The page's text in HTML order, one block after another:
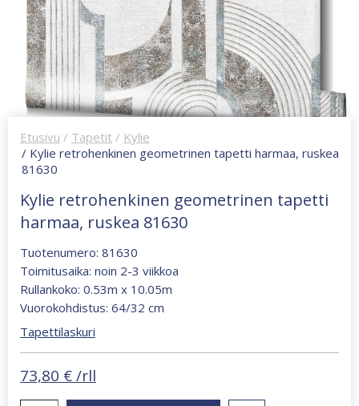
Etusivu / Tapetit / Kylie
/ Kylie retrohenkinen geometrinen tapetti harmaa, ruskea
81630
Kylie retrohenkinen geometrinen tapetti
harmaa, ruskea 81630
Tuotenumero: 81630
Toimitusaika: noin 2-3 viikkoa
Rullankoko: 0.53m x 10.05m
Vuorokohdistus: 64/32 cm
Tapettilaskuri
73,80 € /rll